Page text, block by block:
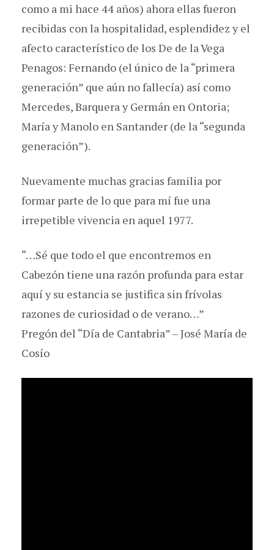
como a mi hace 44 años) ahora ellas fueron
recibidas con la hospitalidad, esplendidez y el
afecto característico de los De de la Vega
Penagos: Fernando (el único de la “primera
generación” que aún no fallecía) así como
Mercedes, Barquera y Germán en Ontoria;
María y Manolo en Santander (de la “segunda
generación”).
Nuevamente muchas gracias familia por
formar parte de lo que para mí fue una
irrepetible vivencia en aquel 1977.
“…Sé que todo el que encontremos en
Cabezón tiene una razón profunda para estar
aquí y su estancia se justifica sin frívolas
razones de curiosidad o de verano…”
Pregón del “Día de Cantabria” – José María de
Cosío